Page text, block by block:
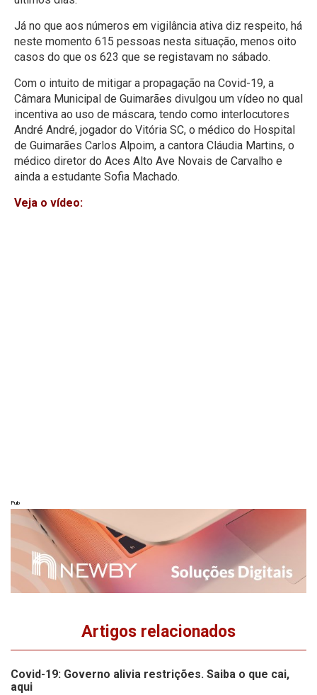
Já no que aos números em vigilância ativa diz respeito, há
neste momento 615 pessoas nesta situação, menos oito
casos do que os 623 que se registavam no sábado.
Com o intuito de mitigar a propagação na Covid-19, a
Câmara Municipal de Guimarães divulgou um vídeo no qual
incentiva ao uso de máscara, tendo como interlocutores
André André, jogador do Vitória SC, o médico do Hospital
de Guimarães Carlos Alpoim, a cantora Cláudia Martins, o
médico diretor do Aces Alto Ave Novais de Carvalho e
ainda a estudante Sofia Machado.
Veja o vídeo:
Pub
Artigos relacionados
Covid-19: Governo alivia restrições. Saiba o que cai,
aqui